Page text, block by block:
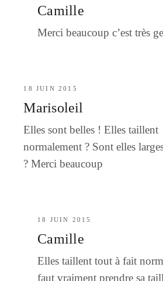
Camille
Merci beaucoup c’est très
18 JUIN 2015
Marisoleil
Elles sont belles ! Elles taillent
normalement ? Sont elles
? Merci beaucoup
18 JUIN 2015
Camille
Elles taillent tout à fait
faut vraiment prendre sa